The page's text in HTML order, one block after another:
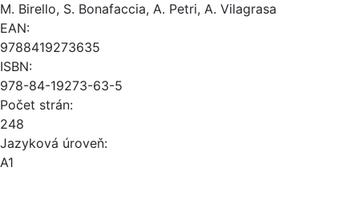
M. Birello, S. Bonafaccia, A. Petri, A. Vilagrasa
EAN:
9788419273635
ISBN:
978-84-19273-63-5
Počet strán:
248
Jazyková úroveň:
A1